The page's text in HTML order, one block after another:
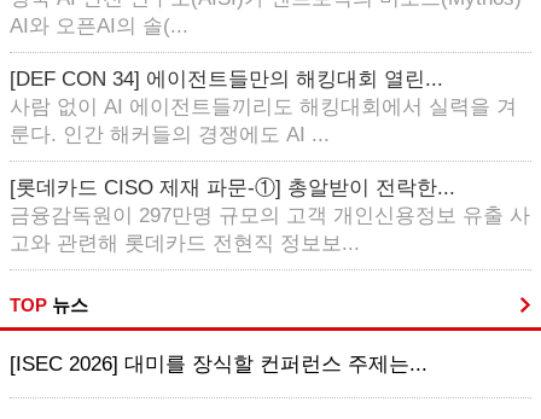
AI와 오픈AI의 솔(...
[DEF CON 34] 에이전트들만의 해킹대회 열린...
사람 없이 AI 에이전트들끼리도 해킹대회에서 실력을 겨
룬다. 인간 해커들의 경쟁에도 AI ...
[롯데카드 CISO 제재 파문-①] 총알받이 전락한...
금융감독원이 297만명 규모의 고객 개인신용정보 유출 사
고와 관련해 롯데카드 전현직 정보보...
TOP 뉴스
[ISEC 2026] 대미를 장식할 컨퍼런스 주제는...